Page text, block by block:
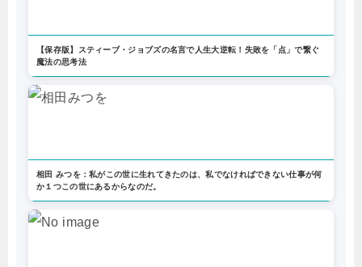
【保存版】スティーブ・ジョブズの名言で人生大逆転！失敗を「点」で繋ぐ
魔法の思考法
相田 みつを：私がこの世に生れてきたのは、私でなければできない仕事が何
か１つこの世にあるからなのだ。